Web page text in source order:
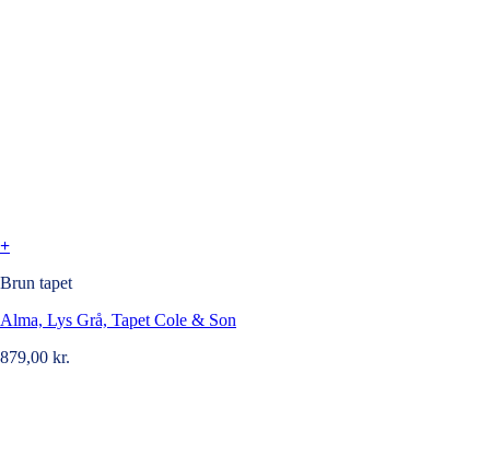
+
Brun tapet
Alma, Lys Grå, Tapet Cole & Son
879,00 kr.